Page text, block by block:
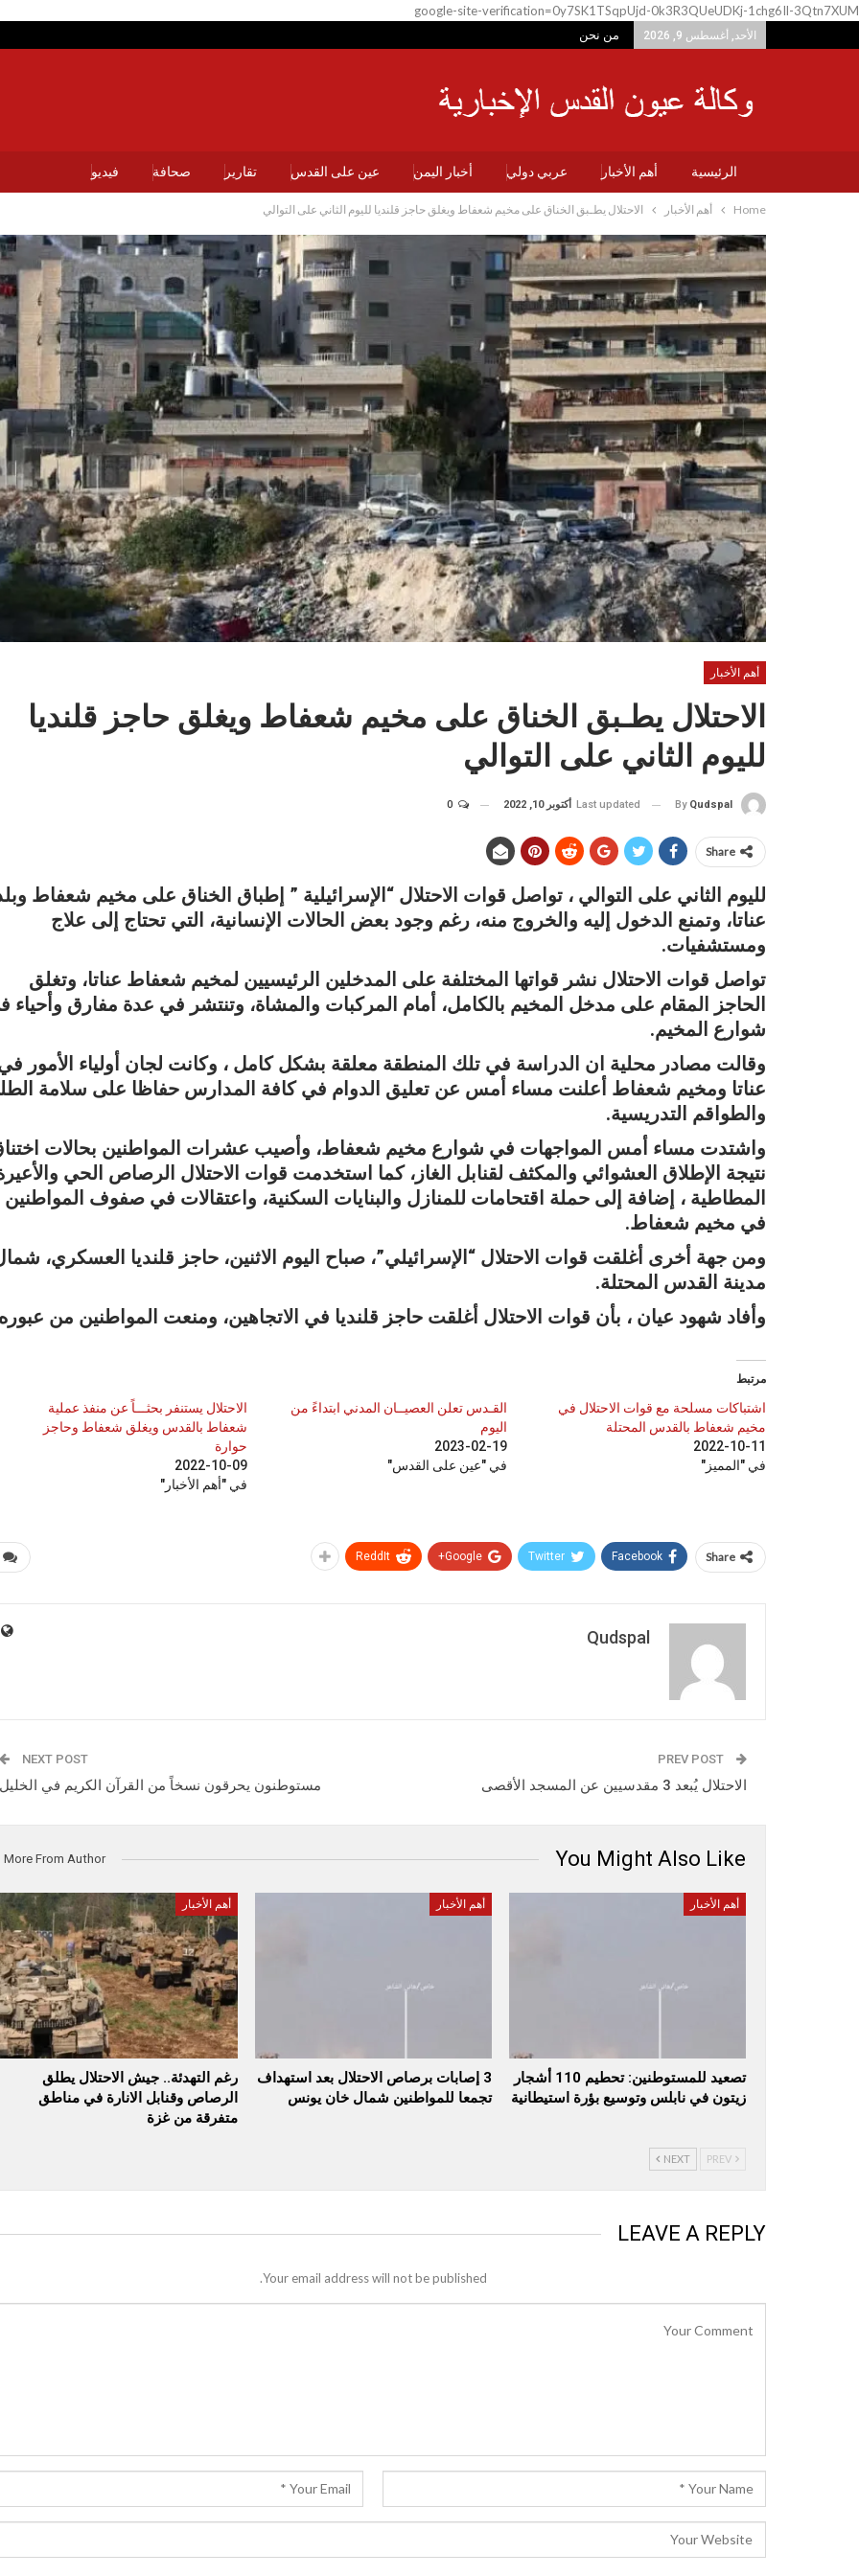
google-site-verification=0y7SK1TSqpUjd-0k3R3QUeUDKj-1chg6Il-3Qtn7XUM
الأحد, أغسطس 9, 2026 من نحن
الرئيسية أهم الأخبار عربي دولي أخبار اليمن عين على القدس تقارير صحافة فيديو
Home أهم الأخبار الاحتلال يطـبق الخناق على مخيم شعفاط ويغلق حاجز قلنديا لليوم الثاني على التوالي
أهم الأخبار
الاحتلال يطـبق الخناق على مخيم شعفاط ويغلق حاجز قلنديا
لليوم الثاني على التوالي
By Qudspal
Last updated أكتوبر 10, 2022
Share
لليوم الثاني على التوالي ، تواصل قوات الاحتلال “الإسرائيلية ” إطباق الخناق على مخيم شعفاط
عناتا، وتمنع الدخول إليه والخروج منه، رغم وجود بعض الحالات الإنسانية، التي تحتاج إلى علاج
ومستشفيات.
تواصل قوات الاحتلال نشر قواتها المختلفة على المدخلين الرئيسيين لمخيم شعفاط عناتا، وتغلق
الحاجز المقام على مدخل المخيم بالكامل، أمام المركبات والمشاة، وتنتشر في عدة مفارق وأحياء
شوارع المخيم.
وقالت مصادر محلية ان الدراسة في تلك المنطقة معلقة بشكل كامل ، وكانت لجان أولياء الأمور
عناتا ومخيم شعفاط أعلنت مساء أمس عن تعليق الدوام في كافة المدارس حفاظا على سلامة
والطواقم التدريسية.
واشتدت مساء أمس المواجهات في شوارع مخيم شعفاط، وأصيب عشرات المواطنين بحالات
نتيجة الإطلاق العشوائي والمكثف لقنابل الغاز، كما استخدمت قوات الاحتلال الرصاص الحي
المطاطية ، إضافة إلى حملة اقتحامات للمنازل والبنايات السكنية، واعتقالات في صفوف المواطنين
في مخيم شعفاط.
ومن جهة أخرى أغلقت قوات الاحتلال “الإسرائيلي”، صباح اليوم الاثنين، حاجز قلنديا العسكري،
مدينة القدس المحتلة.
وأفاد شهود عيان ، بأن قوات الاحتلال أغلقت حاجز قلنديا في الاتجاهين، ومنعت المواطنين من
مرتبط
اشتباكات مسلحة مع قوات الاحتلال في
مخيم شعفاط بالقدس المحتلة
2022-10-11
في "المميز"
القـدس تعلن العصيــان المدني ابتداءً من
اليوم
2023-02-19
في "عين على القدس"
الاحتلال يستنفر بحثـــاً عن منفذ عملية
شعفاط بالقدس ويغلق شعفاط وحاجز
حوارة
2022-10-09
في "أهم الأخبار"
Share
Facebook
Twitter
Google+
ReddIt
Qudspal
الاحتلال يُبعد 3 مقدسيين عن المسجد الأقصى
NEXT POST
مستوطنون يحرقون نسخاً من القرآن الكريم في الخليل
You Might Also Like
More From Author
أهم الأخبار
تصعيد للمستوطنين: تحطيم 110 أشجار
زيتون في نابلس وتوسيع بؤرة استيطانية
أهم الأخبار
3 إصابات برصاص الاحتلال بعد استهداف
تجمعا للمواطنين شمال خان يونس
أهم الأخبار
رغم التهدئة.. جيش الاحتلال يطلق
الرصاص وقنابل الانارة في مناطق
متفرقة من غزة
NEXT
LEAVE A REPLY
Your email address will not be published.